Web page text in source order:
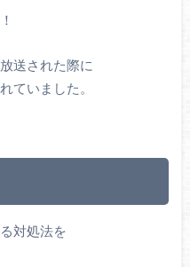
送された際に
ていました。
対処法を